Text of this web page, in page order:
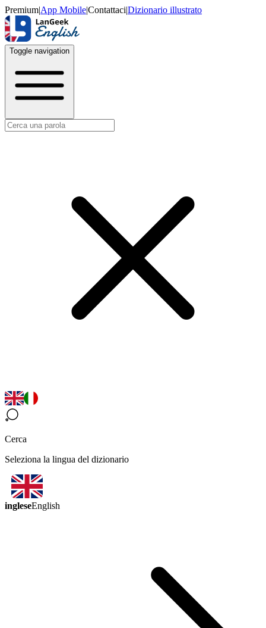
Premium|App Mobile|Contattaci|Dizionario illustrato
Toggle navigation
Cerca
Seleziona la lingua del dizionario
ingleseEnglish